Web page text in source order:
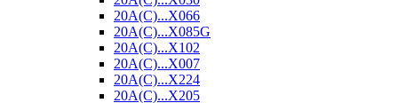
20A(C)...X066
20A(C)...X085G
20A(C)...X102
20A(C)...X007
20A(C)...X224
20A(C)...X205